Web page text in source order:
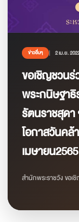
ข่าวอื่นๆ 2 เม.ย.
ขอเชิญชวน
พระกนิษฐาธิ
รัตนราชสุดา
โอกาสวันค
เมษายน
สำนักพระราชวัง ขอ